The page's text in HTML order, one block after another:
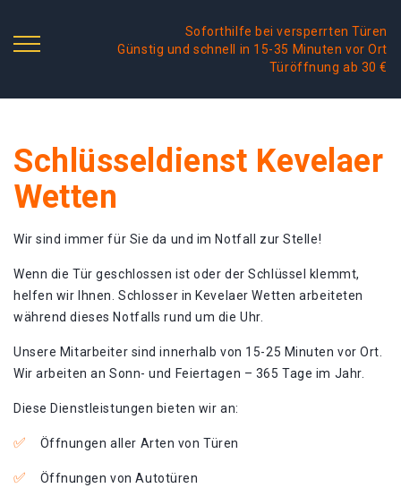
Soforthilfe bei versperrten Türen
Günstig und schnell in 15-35 Minuten vor Ort
Türöffnung ab 30 €
Schlüsseldienst Kevelaer
Wetten
Wir sind immer für Sie da und im Notfall zur Stelle!
Wenn die Tür geschlossen ist oder der Schlüssel klemmt,
helfen wir Ihnen. Schlosser in Kevelaer Wetten arbeiteten
während dieses Notfalls rund um die Uhr.
Unsere Mitarbeiter sind innerhalb von 15-25 Minuten vor Ort.
Wir arbeiten an Sonn- und Feiertagen – 365 Tage im Jahr.
Diese Dienstleistungen bieten wir an:
Öffnungen aller Arten von Türen
Öffnungen von Autotüren